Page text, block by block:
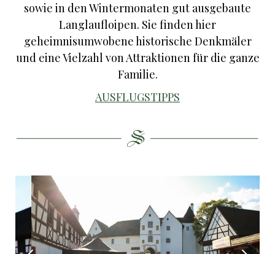
sowie in den Wintermonaten gut ausgebaute
Langlaufloipen. Sie finden hier
geheimnisumwobene historische Denkmäler
und eine Vielzahl von Attraktionen für die ganze
Familie.
AUSFLUGSTIPPS